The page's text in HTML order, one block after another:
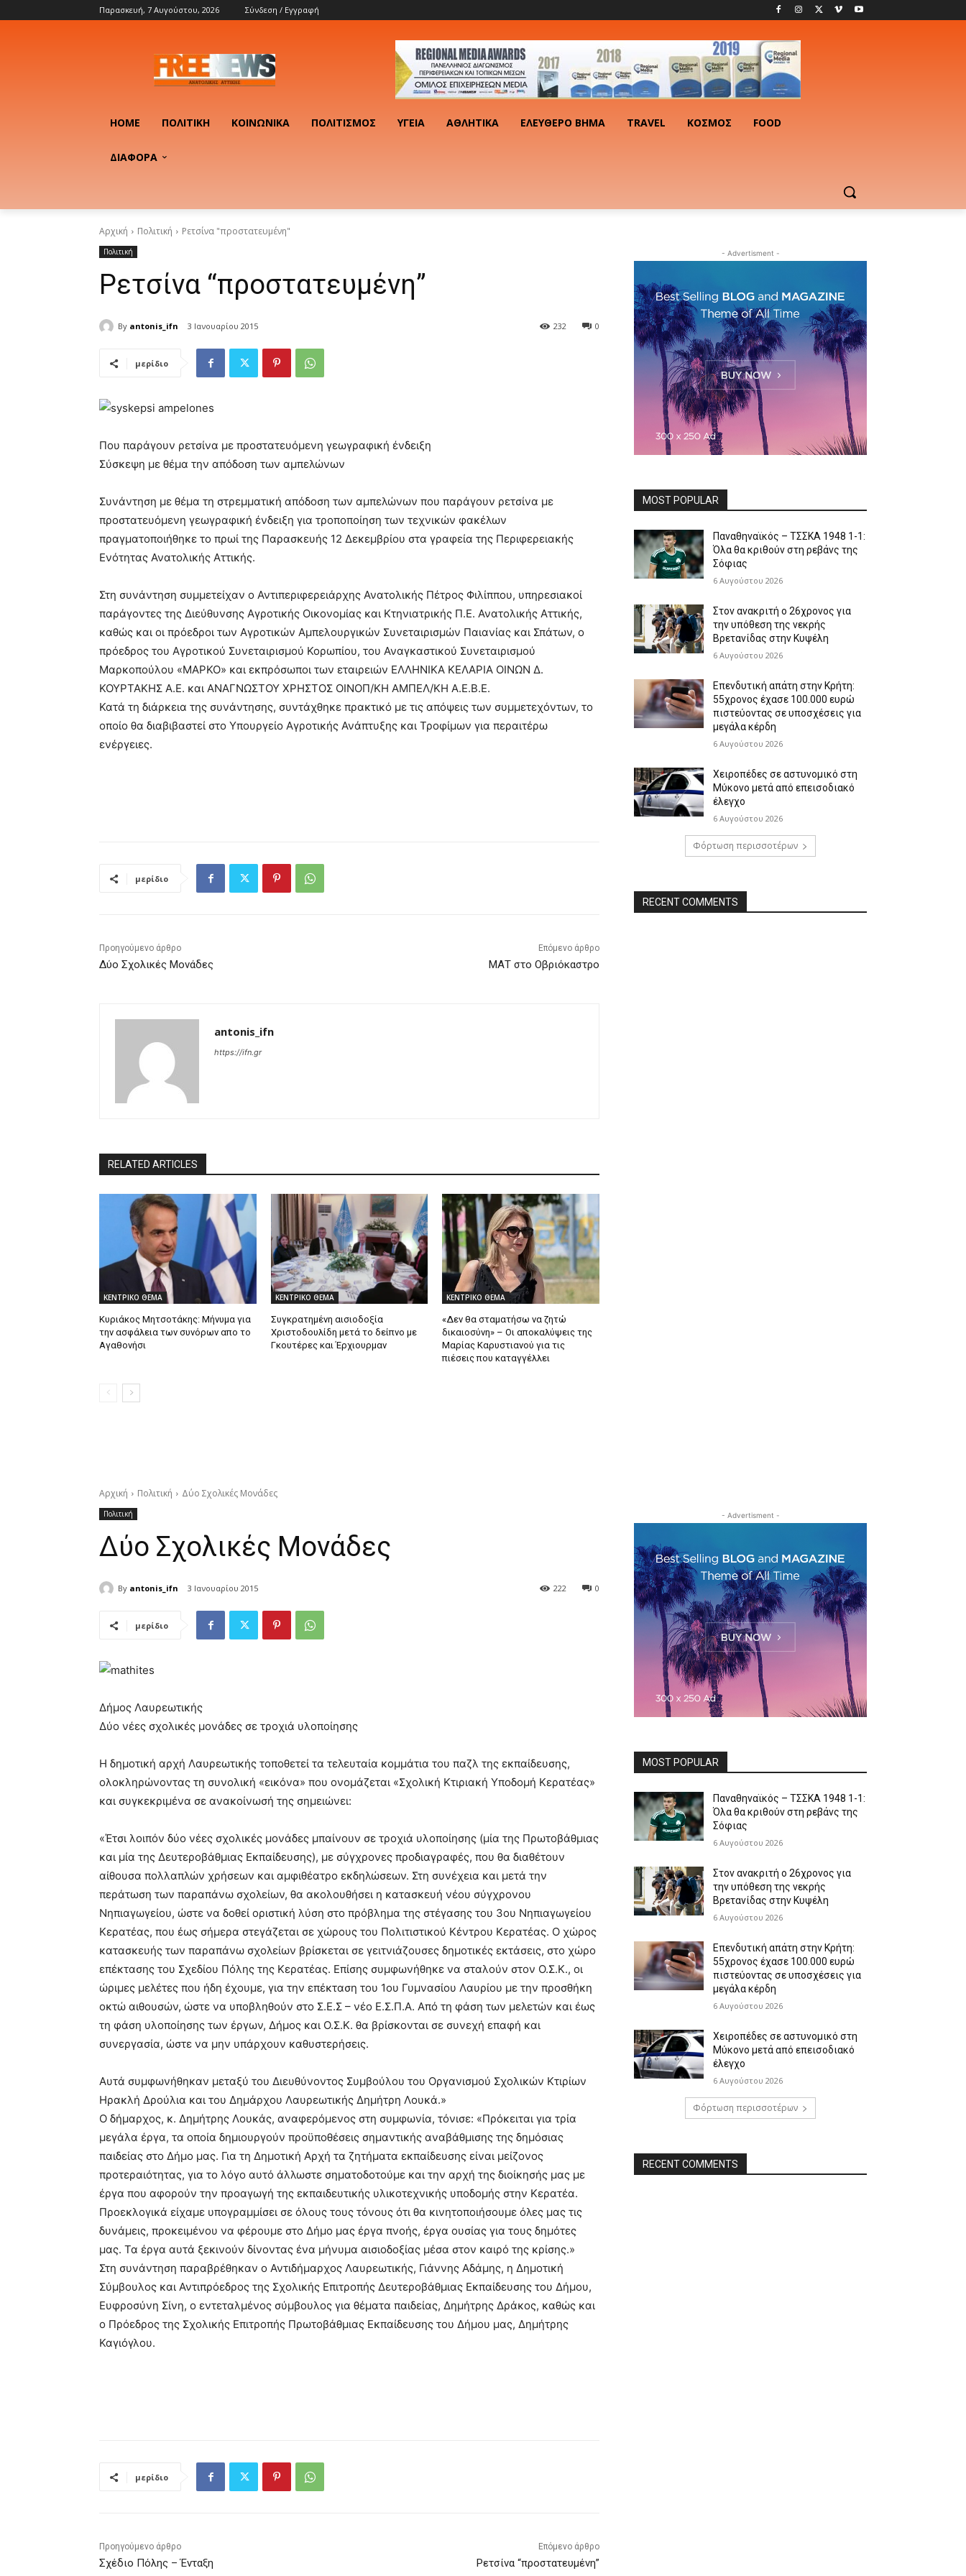
Παρασκευή, 7 Αυγούστου, 2026 Σύνδεση / Εγγραφή
HOME ΠΟΛΙΤΙΚΉ ΚΟΙΝΩΝΙΚΆ ΠΟΛΙΤΙΣΜΌΣ ΥΓΕΊΑ ΑΘΛΗΤΙΚΆ ΕΛΕΎΘΕΡΟ ΒΉΜΑ TRAVEL ΚΟΣΜΟΣ FOOD
ΔΙΑΦΟΡΑ
Αρχική Πολιτική Ρετσίνα "προστατευμένη"
Πολιτική
Ρετσίνα “προστατευμένη”
By antonis_ifn 3 Ιανουαρίου 2015 0
232
μερίδιο
Που παράγουν ρετσίνα με προστατευόμενη γεωγραφική ένδειξη
Σύσκεψη με θέμα την απόδοση των αμπελώνων
Συνάντηση με θέμα τη στρεμματική απόδοση των αμπελώνων που παράγουν ρετσίνα με
προστατευόμενη γεωγραφική ένδειξη για τροποποίηση των τεχνικών φακέλων
πραγματοποιήθηκε το πρωί της Παρασκευής 12 Δεκεμβρίου στα γραφεία της Περιφερειακής
Ενότητας Ανατολικής Αττικής.
Στη συνάντηση συμμετείχαν ο Αντιπεριφερειάρχης Ανατολικής Πέτρος Φιλίππου, υπηρεσιακοί
παράγοντες της Διεύθυνσης Αγροτικής Οικονομίας και Κτηνιατρικής Π.Ε. Ανατολικής Αττικής,
καθώς και οι πρόεδροι των Αγροτικών Αμπελουργικών Συνεταιρισμών Παιανίας και Σπάτων, ο
πρόεδρος του Αγροτικού Συνεταιρισμού Κορωπίου, του Αναγκαστικού Συνεταιρισμού
Μαρκοπούλου «ΜΑΡΚΟ» και εκπρόσωποι των εταιρειών ΕΛΛΗΝΙΚΑ ΚΕΛΑΡΙΑ ΟΙΝΩΝ Δ.
ΚΟΥΡΤΑΚΗΣ Α.Ε. και ΑΝΑΓΝΩΣΤΟΥ ΧΡΗΣΤΟΣ ΟΙΝΟΠ/ΚΗ ΑΜΠΕΛ/ΚΗ Α.Ε.Β.Ε.
Κατά τη διάρκεια της συνάντησης, συντάχθηκε πρακτικό με τις απόψεις των συμμετεχόντων, το
οποίο θα διαβιβαστεί στο Υπουργείο Αγροτικής Ανάπτυξης και Τροφίμων για περαιτέρω
ενέργειες.
μερίδιο
Προηγούμενο άρθρο
Δύο Σχολικές Μονάδες
Επόμενο άρθρο
ΜΑΤ στο Οβριόκαστρο
antonis_ifn
https://ifn.gr
RELATED ARTICLES
ΚΕΝΤΡΙΚΟ ΘΕΜΑ
Κυριάκος Μητσοτάκης: Mήνυμα για
την ασφάλεια των συνόρων απο το
Αγαθονήσι
ΚΕΝΤΡΙΚΟ ΘΕΜΑ
Συγκρατημένη αισιοδοξία
Χριστοδουλίδη μετά το δείπνο με
Γκουτέρες και Έρχιουρμαν
ΚΕΝΤΡΙΚΟ ΘΕΜΑ
«Δεν θα σταματήσω να ζητώ
δικαιοσύνη» – Οι αποκαλύψεις της
Μαρίας Καρυστιανού για τις
πιέσεις που καταγγέλλει
- Advertisment -
MOST POPULAR
Παναθηναϊκός – ΤΣΣΚΑ 1948 1-1:
Όλα θα κριθούν στη ρεβάνς της
Σόφιας
6 Αυγούστου 2026
Στον ανακριτή ο 26χρονος για
την υπόθεση της νεκρής
Βρετανίδας στην Κυψέλη
6 Αυγούστου 2026
Επενδυτική απάτη στην Κρήτη:
55χρονος έχασε 100.000 ευρώ
πιστεύοντας σε υποσχέσεις για
μεγάλα κέρδη
6 Αυγούστου 2026
Χειροπέδες σε αστυνομικό στη
Μύκονο μετά από επεισοδιακό
έλεγχο
6 Αυγούστου 2026
Φόρτωση περισσοτέρων
RECENT COMMENTS